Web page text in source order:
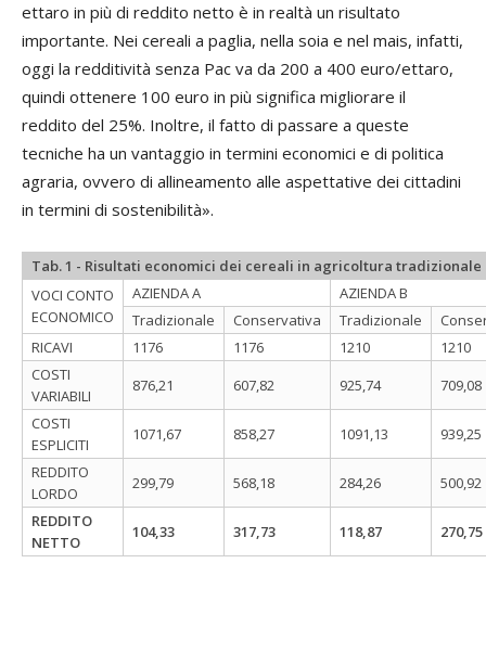
ettaro in più di reddito netto è in realtà un risultato
importante. Nei cereali a paglia, nella soia e nel mais, infatti,
oggi la redditività senza Pac va da 200 a 400 euro/ettaro,
quindi ottenere 100 euro in più significa migliorare il
reddito del 25%. Inoltre, il fatto di passare a queste
tecniche ha un vantaggio in termini economici e di politica
agraria, ovvero di allineamento alle aspettative dei cittadini
in termini di sostenibilità».
Tab. 1 - Risultati economici dei cereali in agricoltura
VOCI CONTO
ECONOMICO
AZIENDA A
AZIENDA B
Tradizionale
Conservativa Tradizionale
RICAVI
1176 1176 1210
1210
COSTI
VARIABILI
876,21 607,82 925,74
709,08
COSTI
ESPLICITI
1071,67 858,27 1091,13
939,25
REDDITO
LORDO
299,79 568,18 284,26
500,92
REDDITO
NETTO
104,33 317,73 118,87 270,75